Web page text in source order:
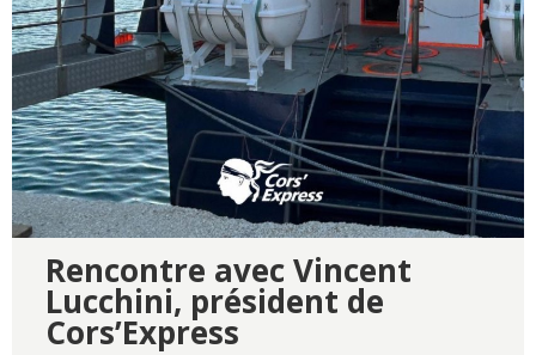
Rencontre avec Vincent
Lucchini, président de
Cors’Express